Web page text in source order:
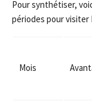
Pour synthétiser,
périodes pour visiter
Mois